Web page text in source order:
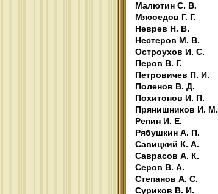
Малютин С. В.
Мясоедов Г. Г.
Неврев Н. В.
Нестеров М. В.
Остроухов И. С.
Перов В. Г.
Петровичев П. И.
Поленов В. Д.
Похитонов И. П.
Прянишников И. М.
Репин И. Е.
Рябушкин А. П.
Савицкий К. А.
Саврасов А. К.
Серов В. А.
Степанов А. С.
Суриков В. И.